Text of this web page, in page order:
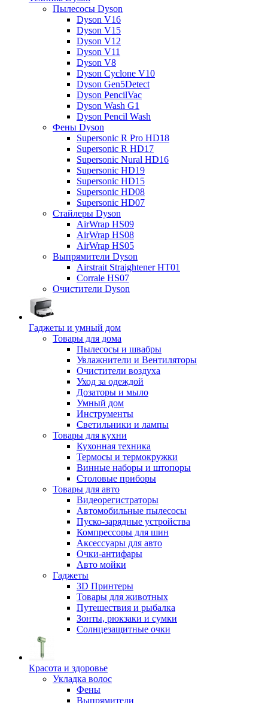
Пылесосы Dyson
Dyson V16
Dyson V15
Dyson V12
Dyson V11
Dyson V8
Dyson Cyclone V10
Dyson Gen5Detect
Dyson PencilVac
Dyson Wash G1
Dyson Pencil Wash
Фены Dyson
Supersonic R Pro HD18
Supersonic R HD17
Supersonic Nural HD16
Supersonic HD19
Supersonic HD15
Supersonic HD08
Supersonic HD07
Стайлеры Dyson
AirWrap HS09
AirWrap HS08
AirWrap HS05
Выпрямители Dyson
Airstrait Straightener HT01
Corrale HS07
Очистители Dyson
Гаджеты и умный дом
Товары для дома
Пылесосы и швабры
Увлажнители и Вентиляторы
Очистители воздуха
Уход за одеждой
Дозаторы и мыло
Умный дом
Инструменты
Светильники и лампы
Товары для кухни
Кухонная техника
Термосы и термокружки
Винные наборы и штопоры
Столовые приборы
Товары для авто
Видеорегистраторы
Автомобильные пылесосы
Пуско-зарядные устройства
Компрессоры для шин
Аксессуары для авто
Очки-антифары
Авто мойки
Гаджеты
3D Принтеры
Товары для животных
Путешествия и рыбалка
Зонты, рюкзаки и сумки
Солнцезащитные очки
Красота и здоровье
Укладка волос
Фены
Выпрямители